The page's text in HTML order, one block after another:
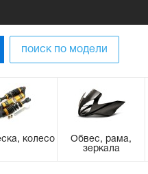
поиск по модели
колесо
Обвес, рама,
зеркала